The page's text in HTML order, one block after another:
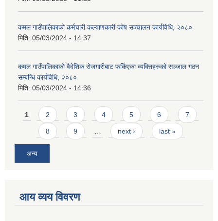
कमल गाउँपालिकाको कर्मचारी कल्याणकारी कोष सञ्चालन कार्यविधि, २०८०
मिति: 05/03/2024 - 14:37
कमल गाउँपालिकाको वैदेशिक रोजगारीबाट फर्किएका व्यक्तिहरुको सञ्जाल गठन
सम्बन्धि कार्यविधि, २०८०
मिति: 05/03/2024 - 14:36
Pages
1 2 3 4 5 6 7
8 9 next › last »
अन्य
आय व्यय विवरण